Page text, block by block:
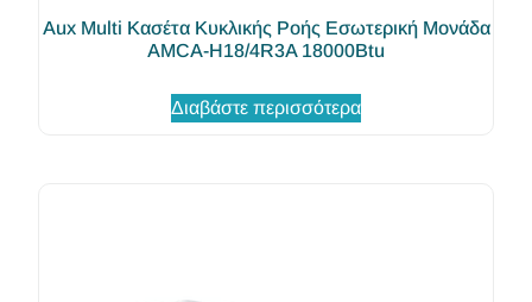
Aux Multi Κασέτα Κυκλικής Ροής Εσωτερική Μονάδα
AMCA-H18/4R3A 18000Btu
Διαβάστε περισσότερα